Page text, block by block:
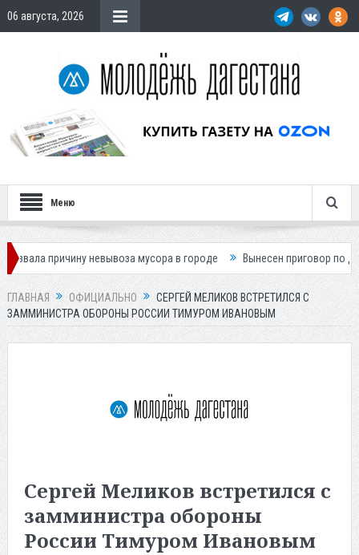
06 августа, 2026
Меню
невывоза мусора в городе Вынесен приговор по делу о гибели
ГЛАВНАЯ ОФИЦИАЛЬНО
СЕРГЕЙ МЕЛИКОВ ВСТРЕТИЛСЯ С
ЗАММИНИСТРА ОБОРОНЫ РОССИИ ТИМУРОМ ИВАНОВЫМ
Сергей Меликов встретился с
замминистра обороны
России Тимуром Ивановым